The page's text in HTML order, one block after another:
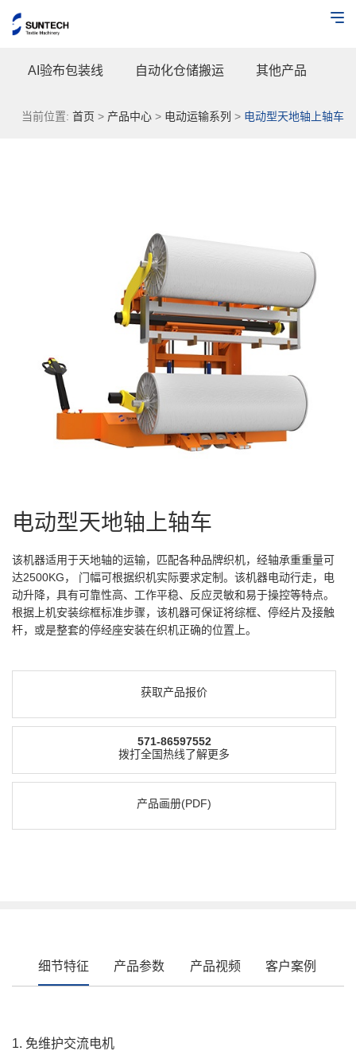
AI验布包装线 自动化仓储搬运 其他产品
当前位置: 首页 > 产品中心 > 电动运输系列 > 电动型天地轴上轴车
电动型天地轴上轴车
该机器适用于天地轴的运输，匹配各种品牌织机，经轴承重重量可
达2500KG， 门幅可根据织机实际要求定制。该机器电动行走，电
动升降，具有可靠性高、工作平稳、反应灵敏和易于操控等特点。
根据上机安装综框标准步骤，该机器可保证将综框、停经片及接触
杆，或是整套的停经座安装在织机正确的位置上。
获取产品报价
571-86597552
拨打全国热线了解更多
产品画册(PDF)
细节特征 产品参数 产品视频 客户案例
1. 免维护交流电机